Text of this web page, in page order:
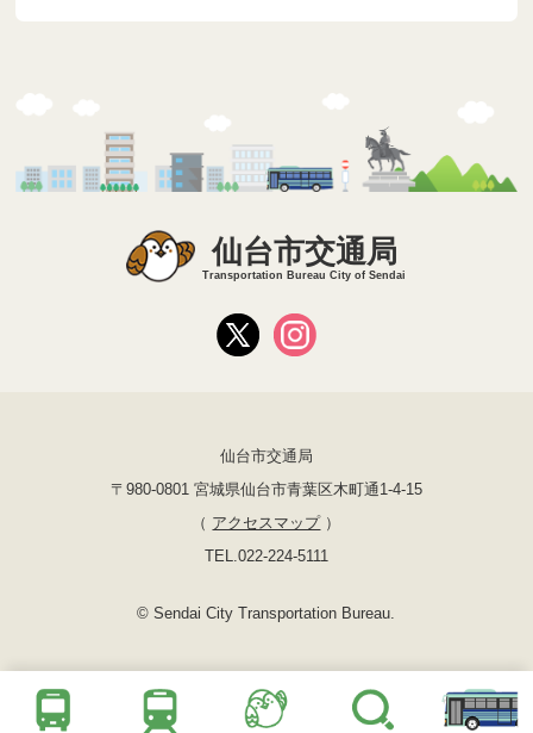
仙台市交通局
Transportation Bureau City of Sendai
仙台市交通局
〒980-0801 宮城県仙台市青葉区木町通1-4-15
（ アクセスマップ）
TEL.022-224-5111
© Sendai City Transportation Bureau.